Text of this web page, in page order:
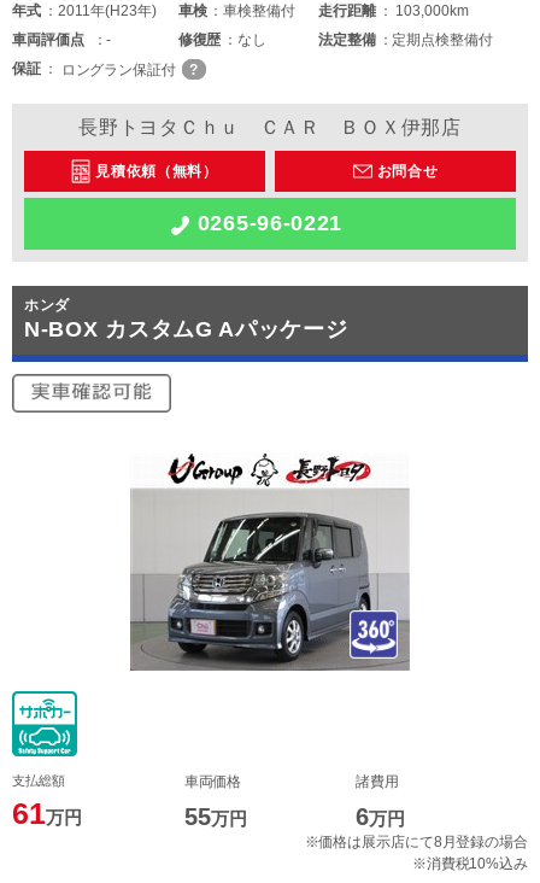
年式 2011年(H23年) 車検 車検整備付 走行距離
103,000km
車両評価点 - 修復歴 なし 法定整備
定期点検整備付
保証
ロングラン保証付
長野トヨタＣｈｕ ＣＡＲ ＢＯＸ伊那店
見積依頼（無料） お問合せ
0265-96-0221
ホンダ
N-BOX カスタムG Aパッケージ
支払総額
61万円
車両価格
55万円
諸費用
6万円
※価格は展示店にて8月登録の場合
※消費税10%込み